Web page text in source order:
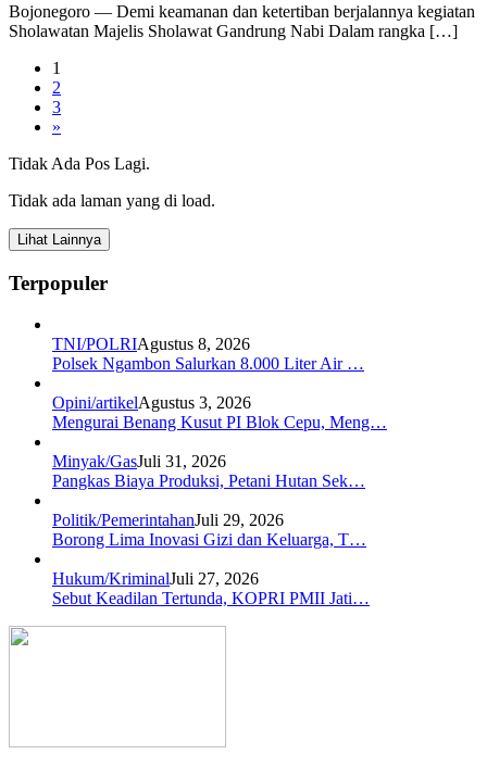
Bojonegoro — Demi keamanan dan ketertiban berjalannya kegiatan
Sholawatan Majelis Sholawat Gandrung Nabi Dalam rangka […]
1
2
3
»
Tidak Ada Pos Lagi.
Tidak ada laman yang di load.
Lihat Lainnya
Terpopuler
TNI/POLRIAgustus 8, 2026
Polsek Ngambon Salurkan 8.000 Liter Air …
Opini/artikelAgustus 3, 2026
Mengurai Benang Kusut PI Blok Cepu, Meng…
Minyak/GasJuli 31, 2026
Pangkas Biaya Produksi, Petani Hutan Sek…
Politik/PemerintahanJuli 29, 2026
Borong Lima Inovasi Gizi dan Keluarga, T…
Hukum/KriminalJuli 27, 2026
Sebut Keadilan Tertunda, KOPRI PMII Jati…